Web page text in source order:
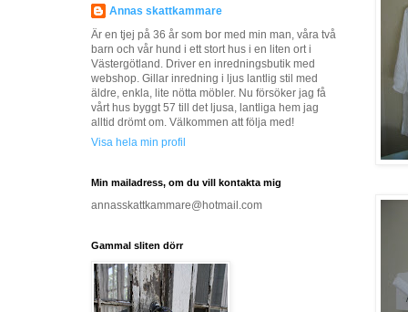
Annas skattkammare
Är en tjej på 36 år som bor med min man, våra två
barn och vår hund i ett stort hus i en liten ort i
Västergötland. Driver en inredningsbutik med
webshop. Gillar inredning i ljus lantlig stil med
äldre, enkla, lite nötta möbler. Nu försöker jag få
vårt hus byggt 57 till det ljusa, lantliga hem jag
alltid drömt om. Välkommen att följa med!
Visa hela min profil
Min mailadress, om du vill kontakta mig
annasskattkammare@hotmail.com
Gammal sliten dörr